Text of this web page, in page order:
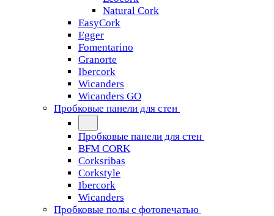
Natural Cork
EasyCork
Egger
Fomentarino
Granorte
Ibercork
Wicanders
Wicanders GO
Пробковые панели для стен
Пробковые панели для стен
BFM CORK
Corksribas
Corkstyle
Ibercork
Wicanders
Пробковые полы с фотопечатью